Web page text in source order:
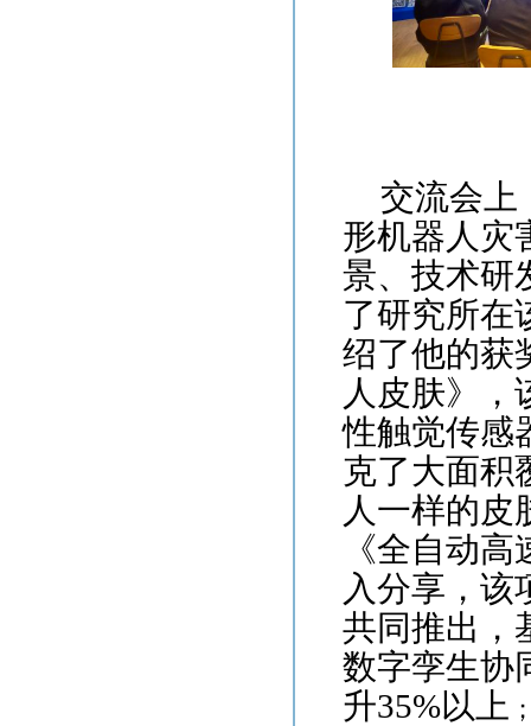
交流会上
形机器人灾
景、技术研
了研究所在
绍了他的
人皮肤》，
性触觉传感
克了大面积
人一样的皮
《全自动
入分享，该
共同推出，
数字孪生协
升35%以上